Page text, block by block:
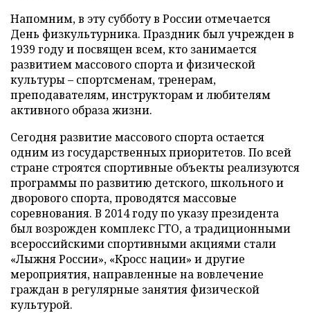
Напомним, в эту субботу в России отмечается
День физкультурника. Праздник был учрежден в
1939 году и посвящен всем, кто занимается
развитием массового спорта и физической
культуры – спортсменам, тренерам,
преподавателям, инструкторам и любителям
активного образа жизни.
Сегодня развитие массового спорта остается
одним из государственных приоритетов. По всей
стране строятся спортивные объекты реализуются
программы по развитию детского, школьного и
дворового спорта, проводятся массовые
соревнования. В 2014 году по указу президента
был возрожден комплекс ГТО, а традиционными
всероссийскими спортивными акциями стали
«Лыжня России», «Кросс нации» и другие
мероприятия, направленные на вовлечение
граждан в регулярные занятия физической
культурой.